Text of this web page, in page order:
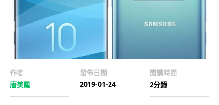
作者
唐美鳳
發佈日期
2019-01-24
閱讀時間
2分鐘